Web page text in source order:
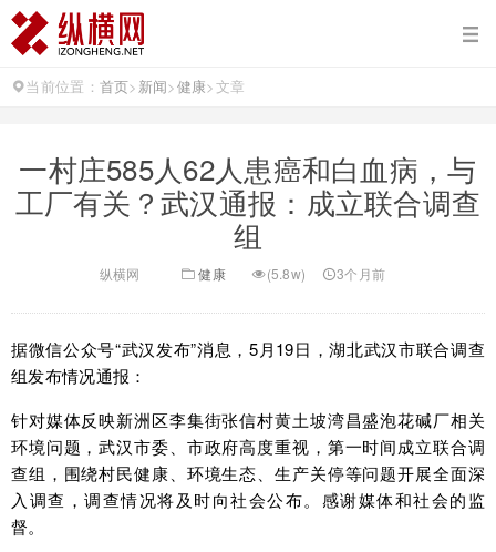
当前位置： 首页> 新闻>健康>文章
一村庄585人62人患癌和白血病，与
工厂有关？武汉通报：成立联合调查
组
纵横网 健康 (5.8w) 3个月前
据微信公众号“武汉发布”消息，5月19日，湖北武汉市联合调查
组发布情况通报：
针对媒体反映新洲区李集街张信村黄土坡湾昌盛泡花碱厂相关
环境问题，武汉市委、市政府高度重视，第一时间成立联合调
查组，围绕村民健康、环境生态、生产关停等问题开展全面深
入调查，调查情况将及时向社会公布。感谢媒体和社会的监
督。